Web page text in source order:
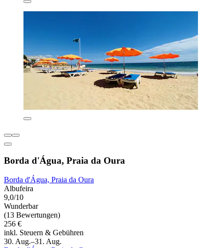
Borda d'Água, Praia da Oura
Borda d'Água, Praia da Oura
Albufeira
9,0/10
Wunderbar
(13 Bewertungen)
256 €
inkl. Steuern & Gebühren
30. Aug.–31. Aug.